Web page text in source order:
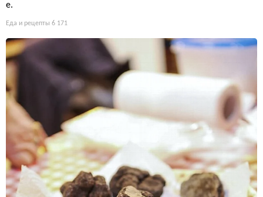
е.
Еда и рецепты 6 171